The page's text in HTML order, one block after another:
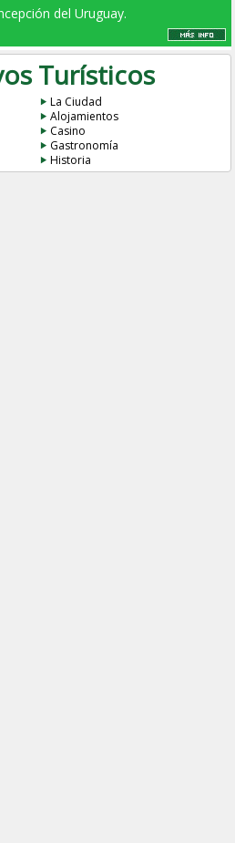
del Uruguay.
Turísticos
La Ciudad
Alojamientos
Casino
Gastronomía
Historia